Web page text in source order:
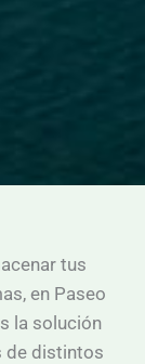
tus
en Paseo
la solución
de distintos